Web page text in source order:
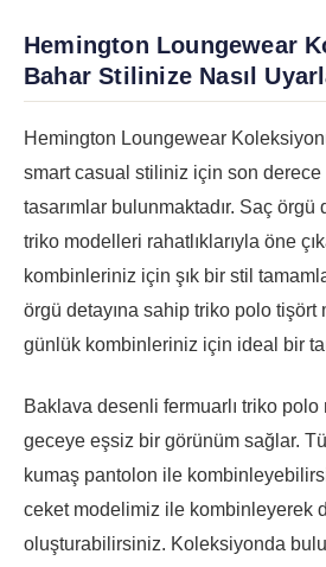
Hemington Loungewear
Bahar Stilinize Nasıl
Hemington Loungewear
smart casual stiliniz için son derece
tasarımlar bulunmaktadır. Saç örgü
triko modelleri rahatlıklarıyla öne
kombinleriniz için şık bir stil
örgü detayına sahip triko polo
günlük kombinleriniz için ideal bir
Baklava desenli fermuarlı triko
geceye eşsiz bir görünüm sağlar.
kumaş pantolon ile
ceket modelimiz ile kombinleyerek
oluşturabilirsiniz. Koleksiyonda